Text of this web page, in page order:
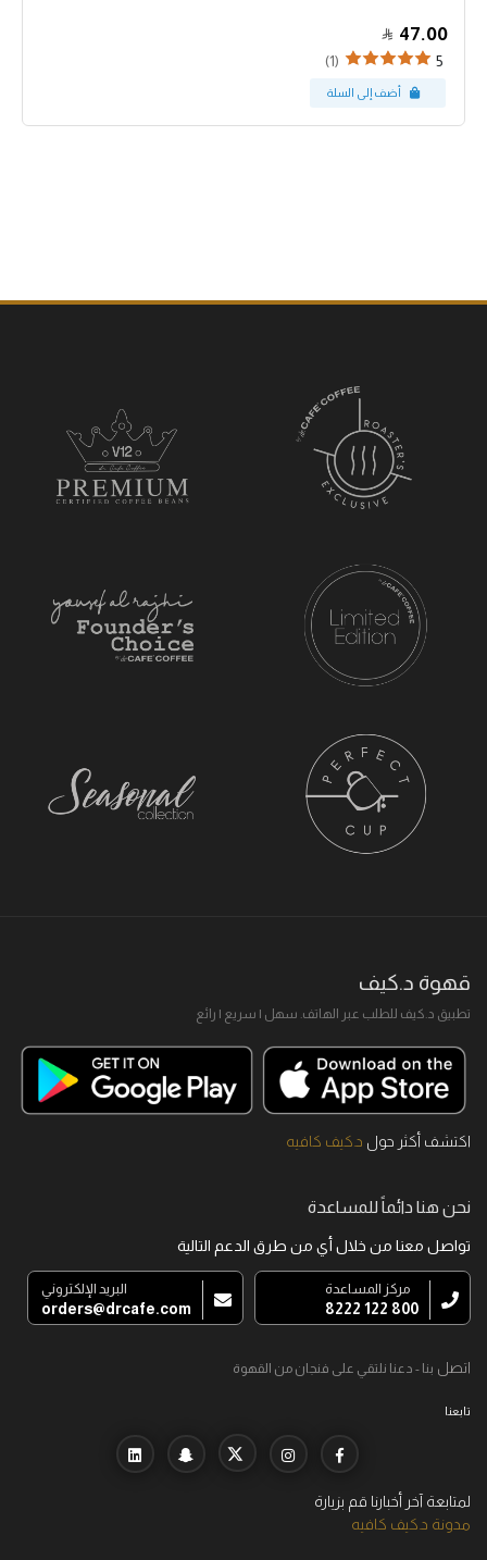
47.00
5
(1)
قهوة د.كيف
تطبيق د.كيف للطلب عبر الهاتف. سهل I سريع I رائع
اكتشف أكثر حول د.كيف كافيه
نحن هنا دائماً للمساعدة
تواصل معنا من خلال أي من طرق الدعم التالية
مركز المساعدة
800 122 8222
البريد الإلكتروني
orders@drcafe.com
اتصل بنا - دعنا نلتقي على فنجان من القهوة
تابعنا
لمتابعة آخر أخبارنا قم بزيارة
مدونة د.كيف كافيه